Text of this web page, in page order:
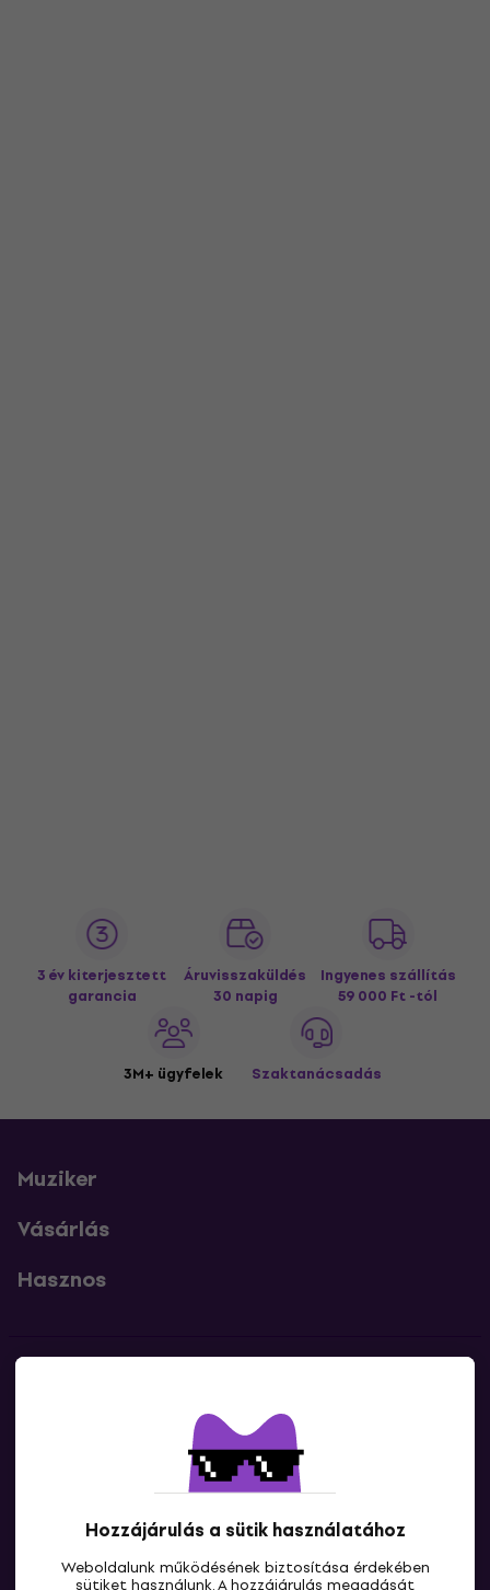
Hozzájárulás a sütik használatához
Weboldalunk működésének biztosítása érdekében
sütiket használunk. A hozzájárulás megadását
3 év kiterjesztett
garancia
Áruvisszaküldés
30 napig
Ingyenes szállítás
59 000 Ft -tól
3M+ ügyfelek Szaktanácsadás
Muziker
Vásárlás
Hasznos
Lépj kapcsolatba velünk